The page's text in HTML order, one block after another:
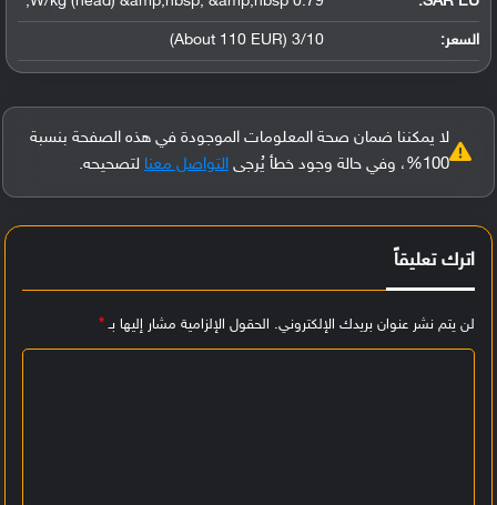
السعر: 3/10 (About 110 EUR)
لا يمكننا ضمان صحة المعلومات الموجودة في هذه الصفحة بنسبة
100%، وفي حالة وجود خطأ يُرجى
التواصل معنا لتصحيحه.
اترك تعليقاً
لن يتم نشر عنوان بريدك الإلكتروني. الحقول الإلزامية مشار إليها بـ*